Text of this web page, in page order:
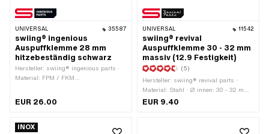
UNIVERSAL 35587
swiing® ingenious
Auspuffklemme 28 mm
hitzebeständig schwarz
Hersteller: swiing® ingenious parts ·
Material: FPM / FKM
beschichtet · Farbe: schwarz · Ø
Schrauben & Muttern · Gesamtlänge:
EUR 26.00
UNIVERSAL 11542
swiing® revival
Auspuffklemme 30 - 32 mm
massiv (12.9 Festigkeit)
(5)
Hersteller: swiing® revival parts ·
Material: Stahl · Ø innen: 30 - 32 mm ·
Befestigungsart: Schrauben & Muttern
EUR 9.40
INOX